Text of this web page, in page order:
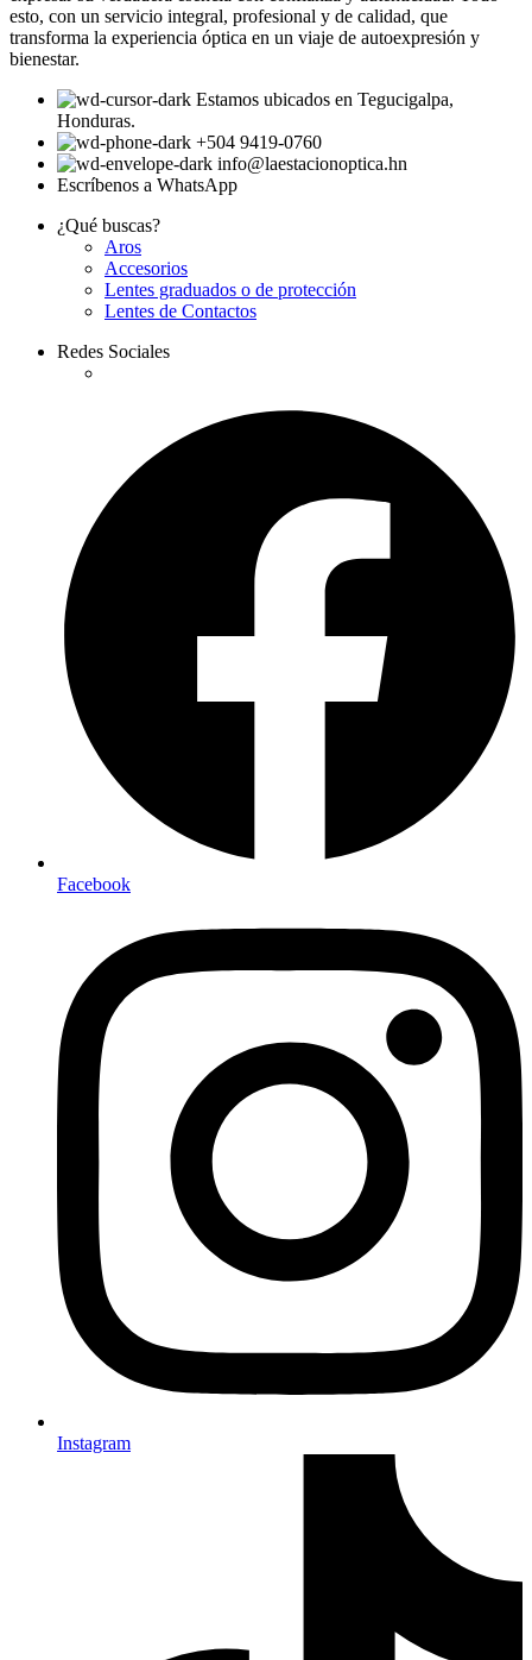
esto, con un servicio integral, profesional y de calidad, que
transforma la experiencia óptica en un viaje de autoexpresión y
bienestar.
Estamos ubicados en Tegucigalpa,
Honduras.
+504 9419-0760
info@laestacionoptica.hn
Escríbenos a WhatsApp
¿Qué buscas?
Aros
Accesorios
Lentes graduados o de protección
Lentes de Contactos
Redes Sociales
Facebook
Instagram